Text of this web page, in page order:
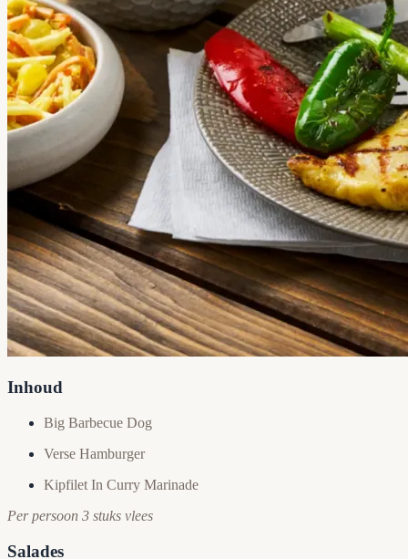
Inhoud
Big Barbecue Dog
Verse Hamburger
Kipfilet In Curry Marinade
Per persoon 3 stuks vlees
Salades